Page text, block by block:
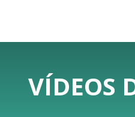
VÍDEOS